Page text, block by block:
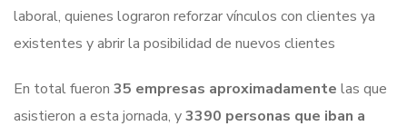
laboral, quienes lograron reforzar vínculos con clientes ya
existentes y abrir la posibilidad de nuevos clientes
En total fueron 35 empresas aproximadamente las que
asistieron a esta jornada, y3390 personas que iban a